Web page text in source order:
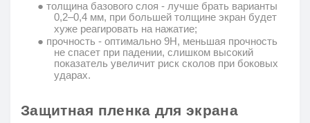
● толщина базового слоя - лучше брать варианты
0,2–0,4 мм, при большей толщине экран будет
хуже реагировать на нажатие;
● прочность - оптимально 9Н, меньшая прочность
не спасет при падении, слишком высокий
показатель увеличит риск сколов при боковых
ударах.
Защитная пленка для экрана